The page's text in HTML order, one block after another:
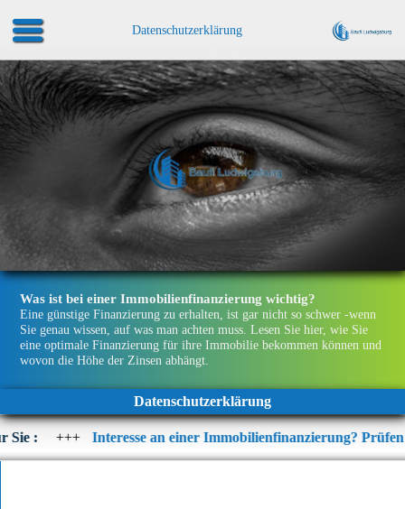
Datenschutzerklärung
Was ist bei einer Immobilien­finanzierung wichtig?
Eine günstige Finanzierung zu erhalten, ist gar nicht so schwer -wenn
Sie genau wissen, auf was man achten muss. Lesen Sie hier, wie Sie
eine optimale Finanzierung für ihre Immobilie bekommen können und
wovon die Höhe der Zinsen abhängt.
Datenschutzerklärung
an einer Immobilienfinanzierung? Prüfen Sie jetzt die